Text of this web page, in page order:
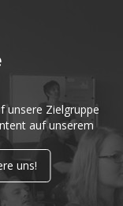
unsere Zielgruppe
auf unserem
uns!